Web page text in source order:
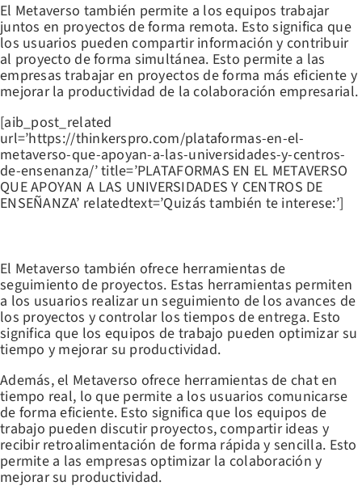
El Metaverso también permite a los equipos trabajar
juntos en proyectos de forma remota. Esto significa que
los usuarios pueden compartir información y contribuir
al proyecto de forma simultánea. Esto permite a las
empresas trabajar en proyectos de forma más eficiente y
mejorar la productividad de la colaboración empresarial.
[aib_post_related
url=’https://thinkerspro.com/plataformas-en-el-
metaverso-que-apoyan-a-las-universidades-y-centros-
de-ensenanza/’ title=’PLATAFORMAS EN EL METAVERSO
QUE APOYAN A LAS UNIVERSIDADES Y CENTROS DE
ENSEÑANZA’ relatedtext=’Quizás también te interese:’]
El Metaverso también ofrece herramientas de
seguimiento de proyectos. Estas herramientas permiten
a los usuarios realizar un seguimiento de los avances de
los proyectos y controlar los tiempos de entrega. Esto
significa que los equipos de trabajo pueden optimizar su
tiempo y mejorar su productividad.
Además, el Metaverso ofrece herramientas de chat en
tiempo real, lo que permite a los usuarios comunicarse
de forma eficiente. Esto significa que los equipos de
trabajo pueden discutir proyectos, compartir ideas y
recibir retroalimentación de forma rápida y sencilla. Esto
permite a las empresas optimizar la colaboración y
mejorar su productividad.